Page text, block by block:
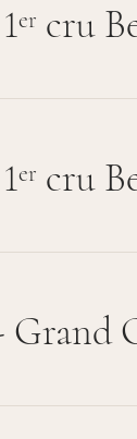
er cru
er cru